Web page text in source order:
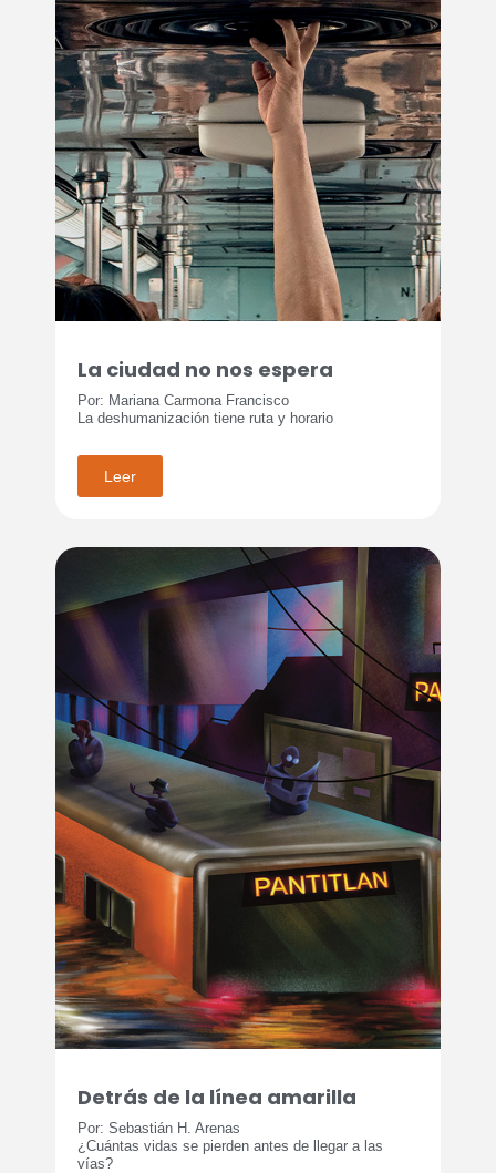
La ciudad no nos espera
Por: Mariana Carmona Francisco
La deshumanización tiene ruta y horario
Leer
Detrás de la línea amarilla
Por: Sebastián H. Arenas
¿Cuántas vidas se pierden antes de llegar a las
vías?